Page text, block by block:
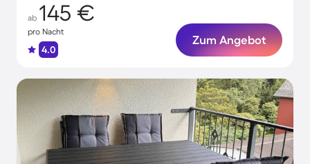
ab 145 €
pro Nacht
4.0
Zum Angebot